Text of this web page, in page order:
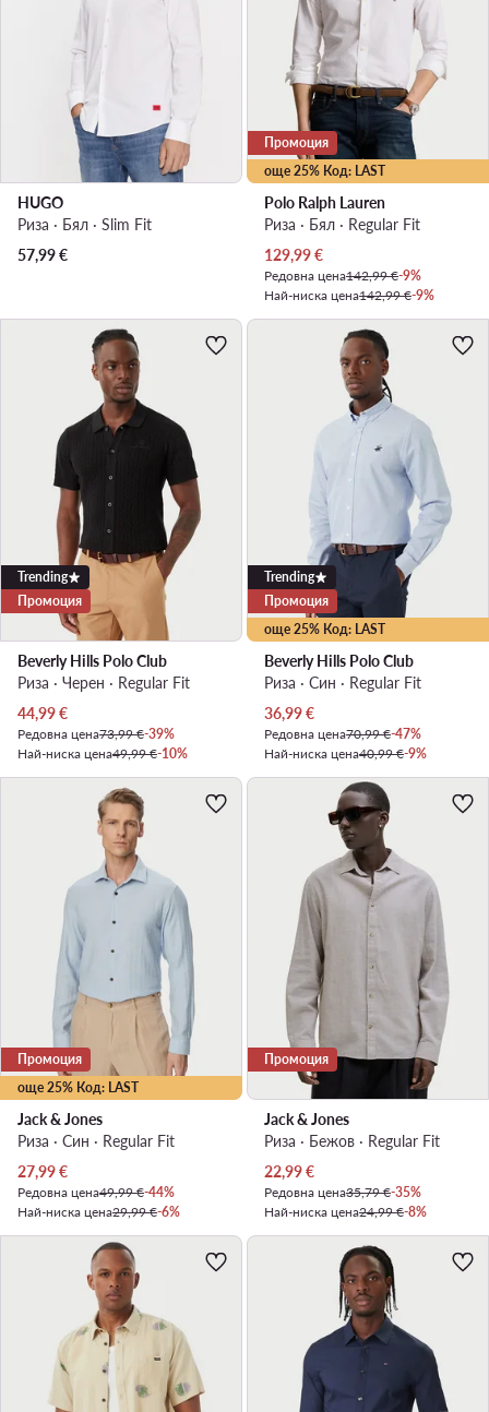
HUGO
Риза · Бял · Slim Fit
57,99€
още 25% Код: LAST
Промоция
Polo Ralph Lauren
Риза · Бял · Regular Fit
Актуална цена
129,99€
Редовна цена142,99 €-9%
Най-ниска цена142,99 €-9%
Trending
Промоция
Beverly Hills Polo Club
Риза · Черен · Regular Fit
Актуална цена
44,99€
Редовна цена73,99 €-39%
Най-ниска цена49,99 €-10%
още 25% Код: LAST
Trending
Промоция
Beverly Hills Polo Club
Риза · Син · Regular Fit
Актуална цена
36,99€
Редовна цена70,99 €-47%
Най-ниска цена40,99 €-9%
още 25% Код: LAST
Промоция
Jack & Jones
Риза · Син · Regular Fit
Актуална цена
27,99€
Редовна цена49,99 €-44%
Най-ниска цена29,99 €-6%
Промоция
Jack & Jones
Риза · Бежов · Regular Fit
Актуална цена
22,99€
Редовна цена35,79 €-35%
Най-ниска цена24,99 €-8%